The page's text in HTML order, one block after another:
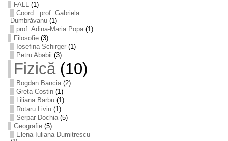
FALL(1)
Coord.: prof. Gabriela
Dumbrăvanu(1)
prof. Adina-Maria Popa(1)
Filosofie(3)
Iosefina Schirger(1)
Petru Ababii (3)
Fizică(10)
Bogdan Bancia(2)
Greta Costin(1)
Liliana Barbu(1)
Rotaru Liviu(1)
Serpar Dochia(5)
Geografie(5)
Elena-Iuliana Dumitrescu